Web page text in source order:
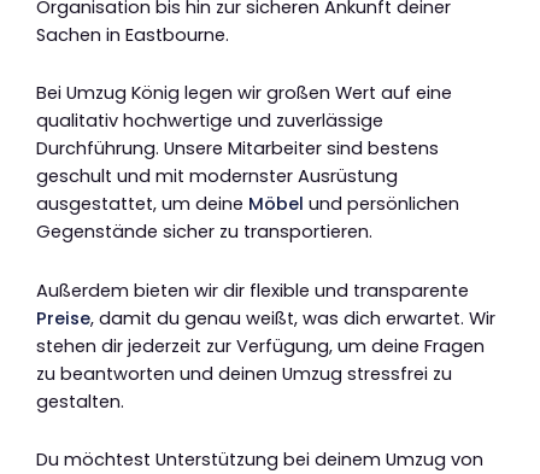
Organisation bis hin zur sicheren Ankunft deiner
Sachen in Eastbourne.
Bei Umzug König legen wir großen Wert auf eine
qualitativ hochwertige und zuverlässige
Durchführung. Unsere Mitarbeiter sind bestens
geschult und mit modernster Ausrüstung
ausgestattet, um deine Möbel und persönlichen
Gegenstände sicher zu transportieren.
Außerdem bieten wir dir flexible und transparente
Preise, damit du genau weißt, was dich erwartet. Wir
stehen dir jederzeit zur Verfügung, um deine Fragen
zu beantworten und deinen Umzug stressfrei zu
gestalten.
Du möchtest Unterstützung bei deinem Umzug von